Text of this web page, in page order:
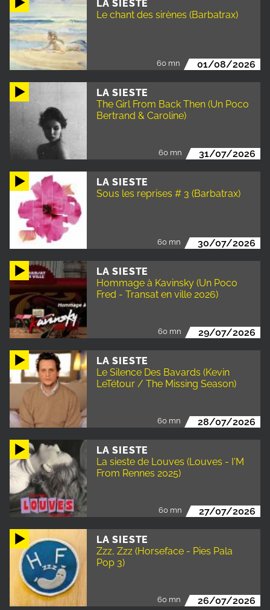
LA SIESTE
Le chant des sirènes (Barbatrax)
60 mn 01/08/2026
LA SIESTE
The Girl From Back Then (Un Poco
Bertrand & Caroline)
60 mn 31/07/2026
LA SIESTE
Sous les reprises # 3 (Barbatrax)
60 mn 30/07/2026
LA SIESTE
Hommage à Kavinsky (Un Poco
Fred - Transat en ville 2026)
60 mn 29/07/2026
LA SIESTE
Le Silence Des Bavards (Kevin
LeTétour / The Missing Season)
60 mn 28/07/2026
LA SIESTE
La sieste de Louves (Louves - I'M
From Rennes 2025)
60 mn 27/07/2026
LA SIESTE
Zzz, Zzz (Horseface - Pies Pala
Pop 3)
60 mn 26/07/2026